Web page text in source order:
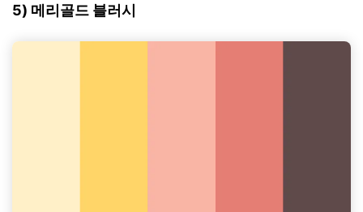
5) 메리골드 블러시